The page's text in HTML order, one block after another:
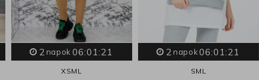
2 napok 06:01:20
XSM L
2 napok 06:01:20
SM L